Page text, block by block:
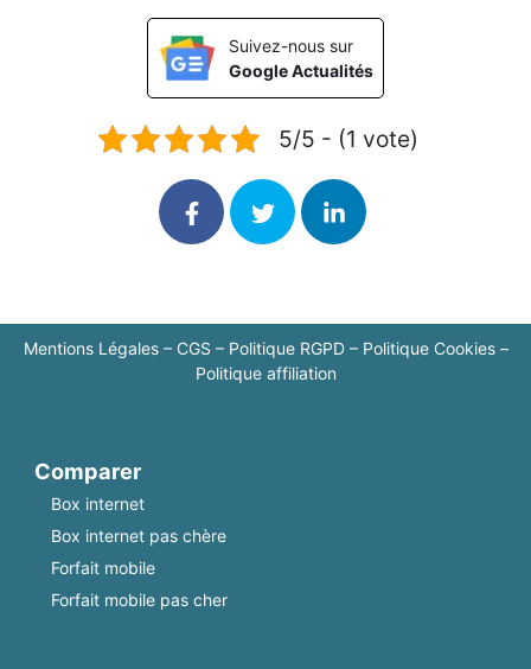
Suivez-nous sur
Google Actualités
5/5 - (1 vote)
Mentions Légales– CGS – Politique RGPD– Politique Cookies–
Politique affiliation
Comparer
Box internet
Box internet pas chère
Forfait mobile
Forfait mobile pas cher